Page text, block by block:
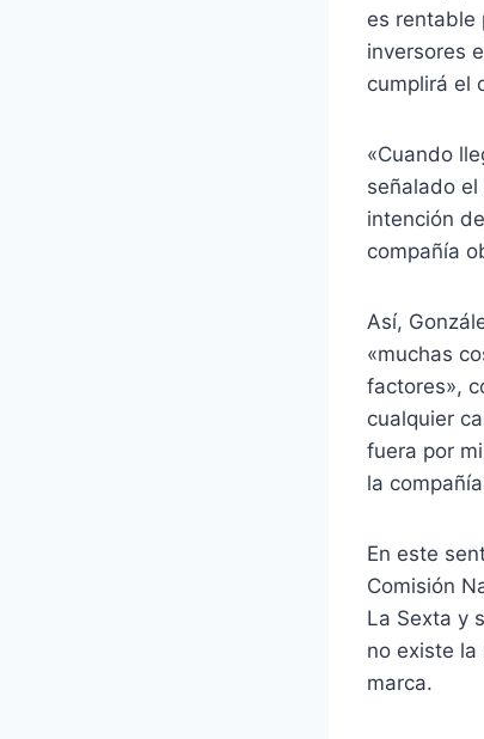
es rentable
inversores
cumplirá el
«Cuando
señalado
intención
compañía
Así,
«muchas
factores»,
cualquier
fuera por
la
En este
Comisión
La Sexta y
no existe
marca.